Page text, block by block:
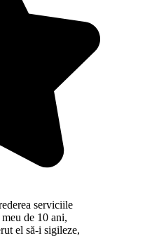
serviciile
de 10 ani,
el să-i sigileze,